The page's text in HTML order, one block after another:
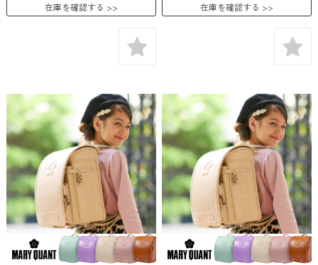
在庫を確認する 在庫を確認する